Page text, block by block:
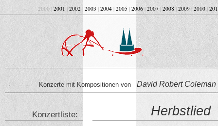
2000 | 2001 | 2002 | 2003 | 2004 | 2005 | 2006| 2007 | 2008 | 2009 | 2010|
Konzerte mit Kompositionen von David Robert Coleman
Herbstlied
Konzertliste: